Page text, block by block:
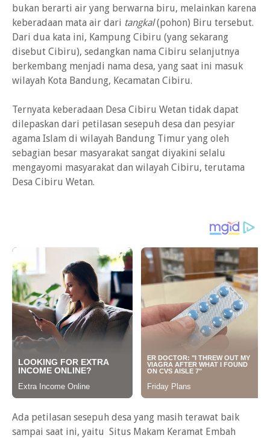
bukan berarti air yang berwarna biru, melainkan karena
keberadaan mata air dari tangkal(pohon) Biru tersebut.
Dari dua kata ini, Kampung Cibiru (yang sekarang
disebut Cibiru), sedangkan nama Cibiru selanjutnya
berkembang menjadi nama desa, yang saat ini masuk
wilayah Kota Bandung, Kecamatan Cibiru.
Ternyata keberadaan Desa Cibiru Wetan tidak dapat
dilepaskan dari petilasan sesepuh desa dan pesyiar
agama Islam di wilayah Bandung Timur yang oleh
sebagian besar masyarakat sangat diyakini selalu
mengayomi masyarakat dan wilayah Cibiru, terutama
Desa Cibiru Wetan.
Ada petilasan sesepuh desa yang masih terawat baik
sampai saat ini, yaitu Situs Makam Keramat Embah